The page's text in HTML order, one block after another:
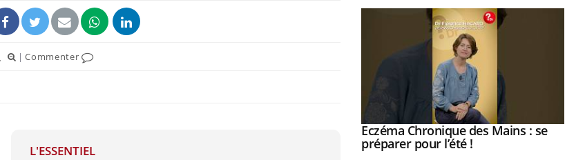
|Commenter
L'ESSENTIEL
mentale : et si on
Youtube
Youtube
Eczéma Chronique des Mains : se
préparer pour l’été !Youtube